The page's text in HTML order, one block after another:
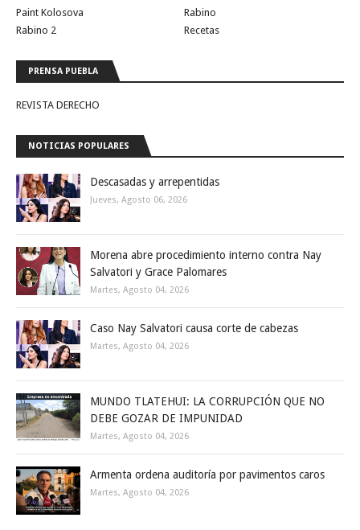
Paint Kolosova
Rabino
Rabino 2
Recetas
PRENSA PUEBLA
REVISTA DERECHO
NOTICIAS POPULARES
Descasadas y arrepentidas
Jueves, Agosto 06, 2026
Morena abre procedimiento interno contra Nay
Salvatori y Grace Palomares
Martes, Agosto 04, 2026
Caso Nay Salvatori causa corte de cabezas
Martes, Agosto 04, 2026
MUNDO TLATEHUI: LA CORRUPCIÓN QUE NO
DEBE GOZAR DE IMPUNIDAD
Martes, Agosto 04, 2026
Armenta ordena auditoría por pavimentos caros
Martes, Agosto 04, 2026